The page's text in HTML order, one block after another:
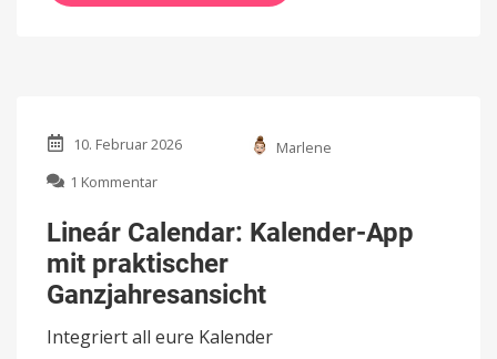
10. Februar 2026
Marlene
1 Kommentar
Calendar:
Kalender-
App
mit
praktischer
Ganzjahresansicht
Lineár Calendar: Kalender-App
mit praktischer
Ganzjahresansicht
Integriert all eure Kalender